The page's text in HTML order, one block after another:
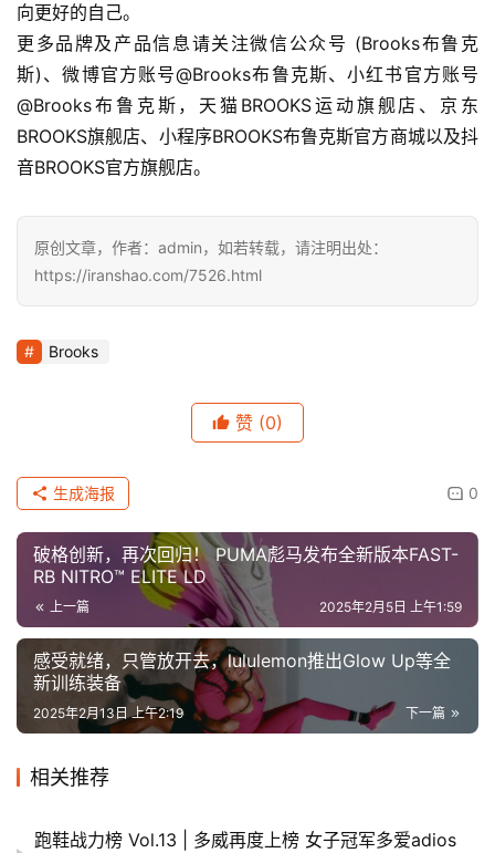
向更好的自己。
更多品牌及产品信息请关注微信公众号 (Brooks布鲁克
斯)、微博官方账号@Brooks布鲁克斯、小红书官方账号
@Brooks布鲁克斯，天猫BROOKS运动旗舰店、京东
BROOKS旗舰店、小程序BROOKS布鲁克斯官方商城以及抖
音BROOKS官方旗舰店。
原创文章，作者：admin，如若转载，请注明出处：
https://iranshao.com/7526.html
Brooks
赞 (0)
0
生成海报
破格创新，再次回归！ PUMA彪马发布全新版本FAST-
RB NITRO™ ELITE LD
上一篇 2025年2月5日 上午1:59
感受就绪，只管放开去，lululemon推出Glow Up等全
新训练装备
下一篇
2025年2月13日 上午2:19
相关推荐
跑鞋战力榜 Vol.13 | 多威再度上榜 女子冠军多爱adios